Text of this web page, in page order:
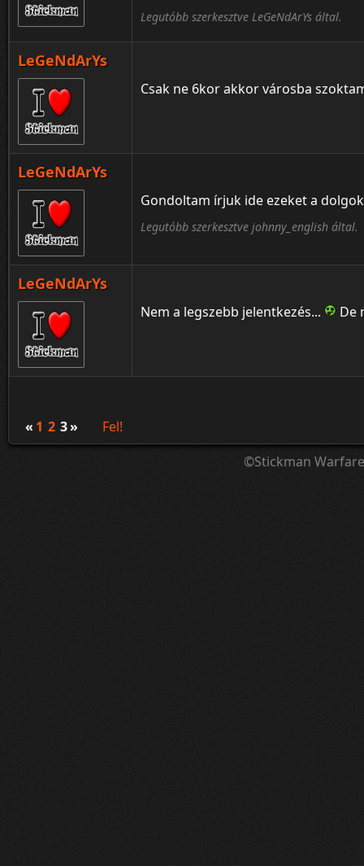
Legutóbb szerkesztve LeGeNdArYs által.
LeGeNdArYs
Csak ne 6kor akkor városba
LeGeNdArYs
Gondoltam írjuk ide ezeket a
Legutóbb szerkesztve johnny_english által.
LeGeNdArYs
Nem a legszebb jelentkezés... De
« 1 2 3»
Fel!
©Stickman Warfare